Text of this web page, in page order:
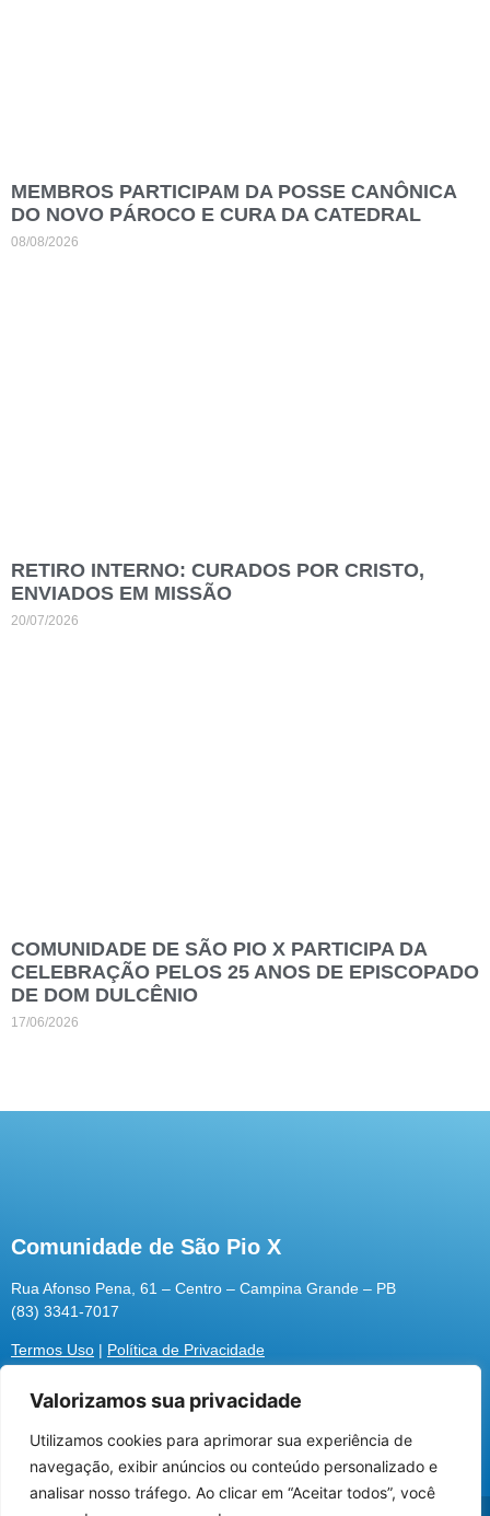
Utilizamos cookies para oferecer melhor
experiência, melhorar o desempenho, analisar
como você interage em nosso site e
Valorizamos sua privacidade
Utilizamos cookies para aprimorar sua experiência de
navegação, exibir anúncios ou conteúdo personalizado e
analisar nosso tráfego. Ao clicar em “Aceitar todos”, você
MEMBROS PARTICIPAM DA POSSE CANÔNICA
DO NOVO PÁROCO E CURA DA CATEDRAL
08/08/2026
RETIRO INTERNO: CURADOS POR CRISTO,
ENVIADOS EM MISSÃO
20/07/2026
COMUNIDADE DE SÃO PIO X PARTICIPA DA
CELEBRAÇÃO PELOS 25 ANOS DE EPISCOPADO
DE DOM DULCÊNIO
17/06/2026
Comunidade de São Pio X
Rua Afonso Pena, 61 – Centro – Campina Grande – PB
(83) 3341-7017
Termos Uso | Política de Privacidade